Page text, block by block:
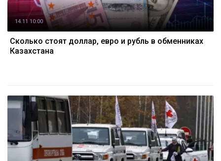
14.11 10:00
Cколько стоят доллар, евро и рубль в обменниках
Казахстана